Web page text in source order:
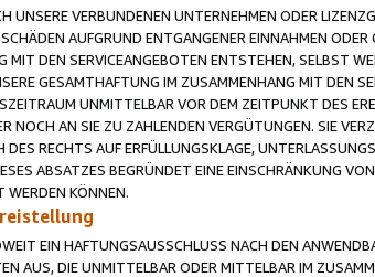
UNSERE VERBUNDENEN UNTERNEHMEN ODER
AUFGRUND ENTGANGENER EINNAHMEN
MIT DEN SERVICEANGEBOTEN ENTSTEHEN, SELBST
GESAMTHAFTUNG IM ZUSAMMENHANG MIT DEN
UNMITTELBAR VOR DEM ZEITPUNKT DES
NOCH AN SIE ZU ZAHLENDEN VERGÜTUNGEN. SIE
DES RECHTS AUF ERFÜLLUNGSKLAGE,
ABSATZES BEGRÜNDET EINE EINSCHRÄNKUNG
WERDEN KÖNNEN.
EIN HAFTUNGSAUSSCHLUSS NACH DEN
AUS, DIE UNMITTELBAR ODER MITTELBAR IM